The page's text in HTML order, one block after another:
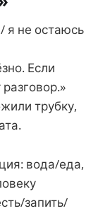
я не остаюсь
Если
трубку,
вода/еда,
запить/